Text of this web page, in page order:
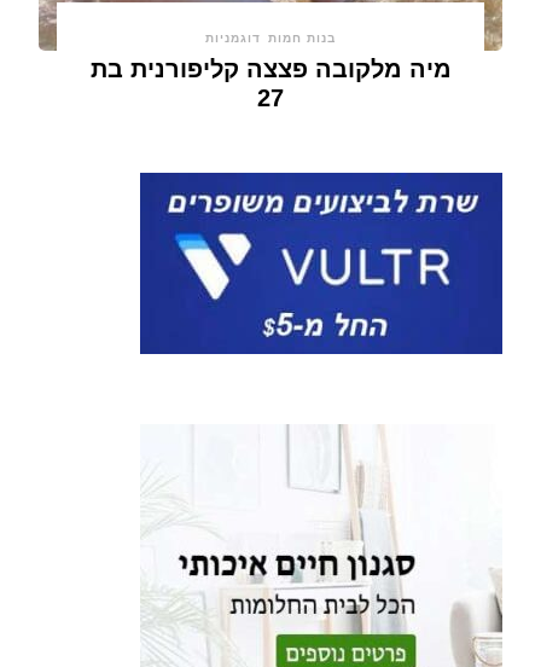
בנות חמות דוגמניות
מיה מלקובה פצצה קליפורנית בת
27